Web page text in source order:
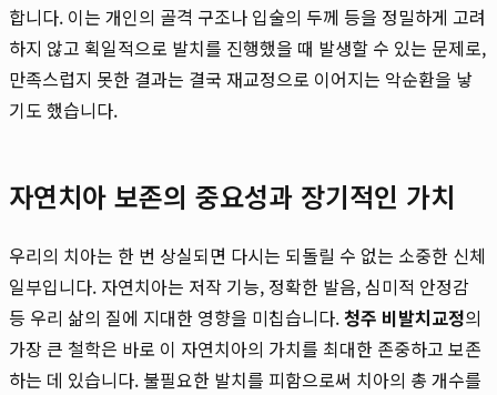
합니다. 이는 개인의 골격 구조나 입술의 두께 등을 정밀하게 고려
하지 않고 획일적으로 발치를 진행했을 때 발생할 수 있는 문제로,
만족스럽지 못한 결과는 결국 재교정으로 이어지는 악순환을 낳
기도 했습니다.
자연치아 보존의 중요성과 장기적인 가치
우리의 치아는 한 번 상실되면 다시는 되돌릴 수 없는 소중한 신체
일부입니다. 자연치아는 저작 기능, 정확한 발음, 심미적 안정감
등 우리 삶의 질에 지대한 영향을 미칩습니다.청주 비발치교정의
가장 큰 철학은 바로 이 자연치아의 가치를 최대한 존중하고 보존
하는 데 있습니다. 불필요한 발치를 피함으로써 치아의 총 개수를